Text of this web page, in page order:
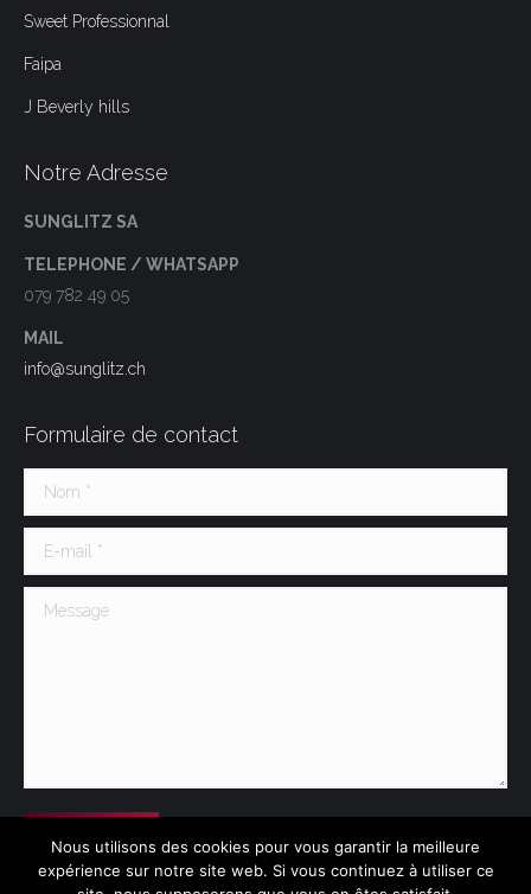
Sweet Professionnal
Faipa
J Beverly hills
Notre Adresse
SUNGLITZ SA
TELEPHONE / WHATSAPP
079 782 49 05
MAIL
info@sunglitz.ch
Formulaire de contact
Nom *
E-mail *
Message
Nous utilisons des cookies pour vous garantir la meilleure
expérience sur notre site web. Si vous continuez à utiliser ce